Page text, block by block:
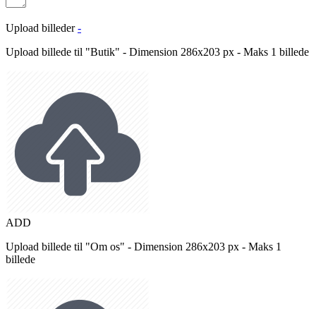
Upload billeder -
Upload billede til "Butik" - Dimension 286x203 px - Maks 1 billede
ADD
Upload billede til "Om os" - Dimension 286x203 px - Maks 1
billede